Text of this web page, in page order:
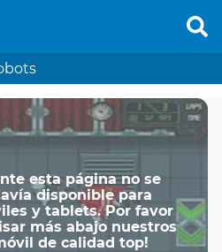
esta página no se
disponible para
y tablets. Por favor
más abajo nuestros
de calidad top!